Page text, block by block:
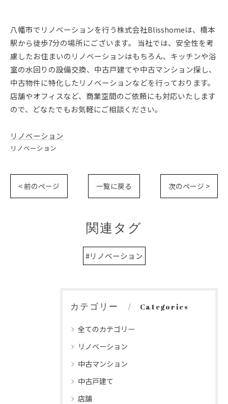
八幡市でリノベーションを行う株式会社Blisshomeは、橋本
駅から徒歩7分の場所にございます。 当社では、安全性を考
慮したお住まいのリノベーションはもちろん、キッチンや浴
室の水回りの設備交換、中古戸建てや中古マンション探し、
中古物件に特化したリノベーションなどを行っております。
店舗やオフィスなど、商業空間のご依頼にも対応いたします
ので、どなたでもお気軽にご相談ください。
リノベーション
リノベーション
< 前のページ 一覧に戻る 次のページ >
関連タグ
#リノベーション
カテゴリー Categories
全てのカテゴリー
リノベーション
中古マンション
中古戸建て
店舗